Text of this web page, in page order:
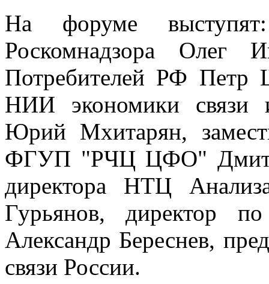
На форуме выступят:
Роскомнадзора Олег
Потребителей РФ Петр
НИИ экономики связи
Юрий Мхитарян,
ФГУП "РЧЦ ЦФО"
директора НТЦ
Гурьянов, директор
Александр Береснев,
связи России.